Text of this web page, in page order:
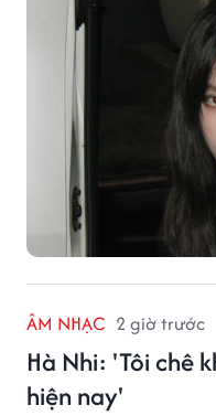
ÂM NHẠC 2 giờ trước
Hà Nhi: 'Tôi chê
hiện nay'